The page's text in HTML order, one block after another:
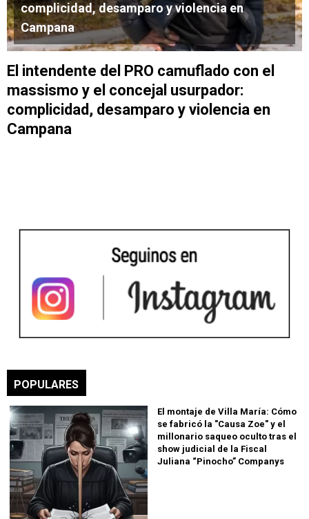
complicidad, desamparo y violencia en
Campana
El intendente del PRO camuflado con el
massismo y el concejal usurpador:
complicidad, desamparo y violencia en
Campana
POPULARES
El montaje de Villa María: Cómo
se fabricó la "Causa Zoe" y el
millonario saqueo oculto tras el
show judicial de la Fiscal
Juliana “Pinocho” Companys